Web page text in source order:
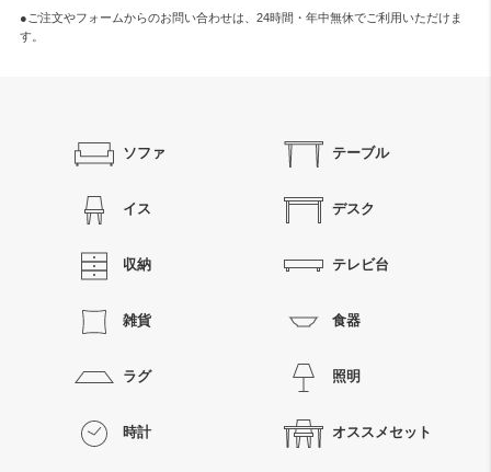
●ご注文やフォームからのお問い合わせは、 24時間・年中無休でご利用いただけま
す。
ソファ テーブル
イス デスク
収納 テレビ台
雑貨 食器
ラグ 照明
時計 オススメセット